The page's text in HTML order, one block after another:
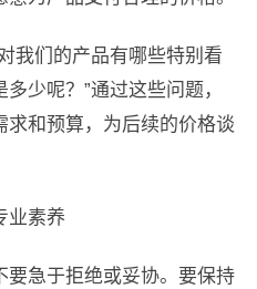
我们的产品有哪些特别看
少呢？”通过这些问题，
和预算，为后续的价格谈
业素养
要急于拒绝或妥协。要保持